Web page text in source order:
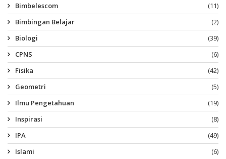
Bimbelescom
(11)
Bimbingan Belajar
(2)
Biologi
(39)
CPNS
(6)
Fisika
(42)
Geometri
(5)
Ilmu Pengetahuan
(19)
Inspirasi
(8)
IPA
(49)
Islami
(6)